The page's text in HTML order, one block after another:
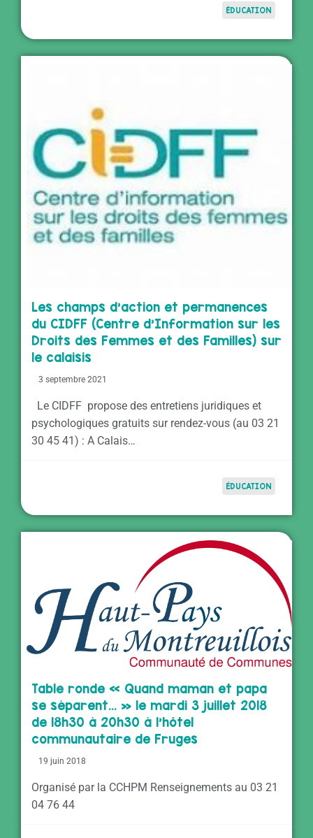
ÉDUCATION
Les champs d’action et permanences
du CIDFF (Centre d’Information sur les
Droits des Femmes et des Familles) sur
le calaisis
3 septembre 2021
Le CIDFF propose des entretiens juridiques et
psychologiques gratuits sur rendez-vous (au 03 21
30 45 41) : A Calais…
ÉDUCATION
Table ronde « Quand maman et papa
se séparent… » le mardi 3 juillet 2018
de 18h30 à 20h30 à l’hôtel
communautaire de Fruges
19 juin 2018
Organisé par la CCHPM Renseignements au 03 21
04 76 44